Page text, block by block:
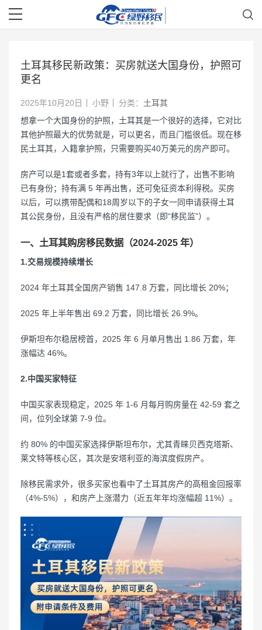
土耳其移民新政策：买房就送大国身份，护照可
更名
2025年10月20日 小野 分类： 土耳其
想拿一个大国身份的护照，土耳其是一个很好的选择，它对比
其他护照最大的优势就是，可以更名，而且门槛很低。现在移
民土耳其，入籍拿护照，只需要购买40万美元的房产即可。
房产可以是1套或者多套，持有3年以上就行了，出售不影响
已有身份；持有满 5 年再出售，还可免征资本利得税。买房
以后，可以携带配偶和18周岁以下的子女一同申请获得土耳
其公民身份，且没有严格的居住要求（即“移民监”）。
一、土耳其购房移民数据（2024-2025 年）
1.交易规模持续增长
2024 年土耳其全国房产销售 147.8 万套，同比增长 20%；
2025 年上半年售出 69.2 万套，同比增长 26.9%。
伊斯坦布尔稳居榜首，2025 年 6 月单月售出 1.86 万套，年
涨幅达 46%。
2.中国买家特征
中国买家表现稳定，2025 年 1-6 月每月购房量在 42-59 套之
间，位列全球第 7-9 位。
约 80% 的中国买家选择伊斯坦布尔，尤其青睐贝西克塔斯、
莱文特等核心区，其次是安塔利亚的海滨度假房产。
除移民需求外，很多买家也看中了土耳其房产的高租金回报率
（4%-5%），和房产上涨潜力（近五年年均涨幅超 11%）。